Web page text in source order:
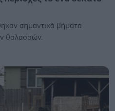
σημαντικά βήματα
θαλασσών.